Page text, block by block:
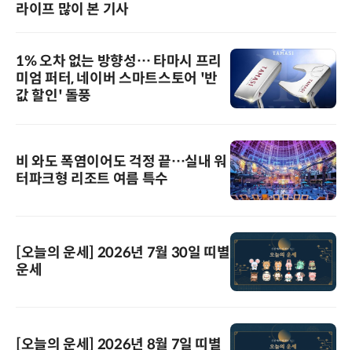
라이프 많이 본 기사
1% 오차 없는 방향성… 타마시 프리
미엄 퍼터, 네이버 스마트스토어 '반
값 할인' 돌풍
비 와도 폭염이어도 걱정 끝…실내 워
터파크형 리조트 여름 특수
[오늘의 운세] 2026년 7월 30일 띠별
운세
[오늘의 운세] 2026년 8월 7일 띠별